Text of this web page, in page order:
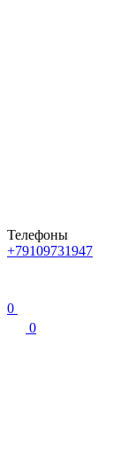
Телефоны
+79109731947
0
0